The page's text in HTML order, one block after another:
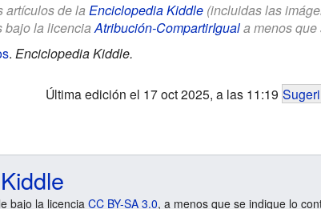
artículos de la Enciclopedia Kiddle(incluidas las
bajo la licenciaAtribución-CompartirIguala menos que
. Enciclopedia Kiddle.
Última edición el 17 oct 2025, a las 11:19
bajo la licencia CC BY-SA 3.0, a menos que se indique lo